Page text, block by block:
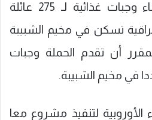
كما قدمت حملة الوفاء وجبات غذائية لـ 275 عائلة
تسكن في مخيم الشبيبة
أن تقدم الحملة وجبات
في مخيم الشبيبة.
الأوروبية لتنفيذ مشروع معا